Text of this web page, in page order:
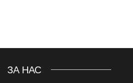
ЗА НАС